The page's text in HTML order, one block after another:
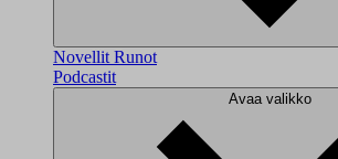
Novellit Runot
Podcastit
Avaa valikko